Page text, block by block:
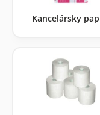
Kancelársky